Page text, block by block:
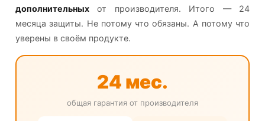
дополнительных от производителя. Итого — 24
месяца защиты. Не потому что обязаны. А потому что
уверены в своём продукте.
24 мес.
общая гарантия от производителя